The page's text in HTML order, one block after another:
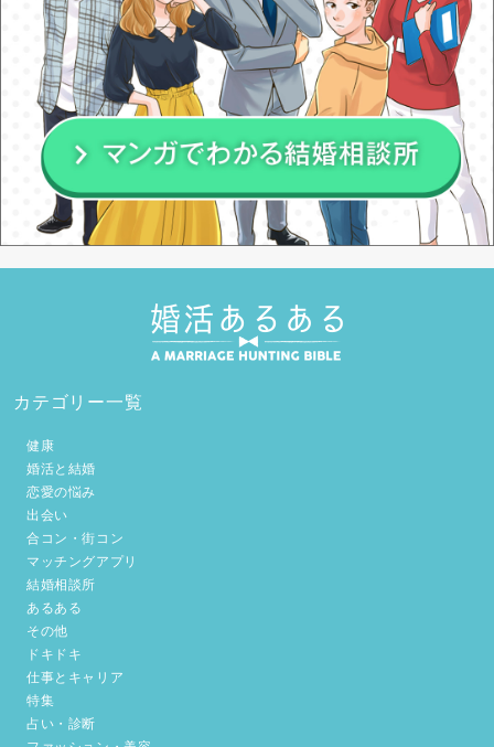
カテゴリー一覧
健康
婚活と結婚
恋愛の悩み
出会い
合コン・街コン
マッチングアプリ
結婚相談所
あるある
その他
ドキドキ
仕事とキャリア
特集
占い・診断